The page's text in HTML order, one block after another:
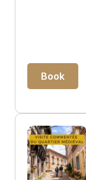
Book